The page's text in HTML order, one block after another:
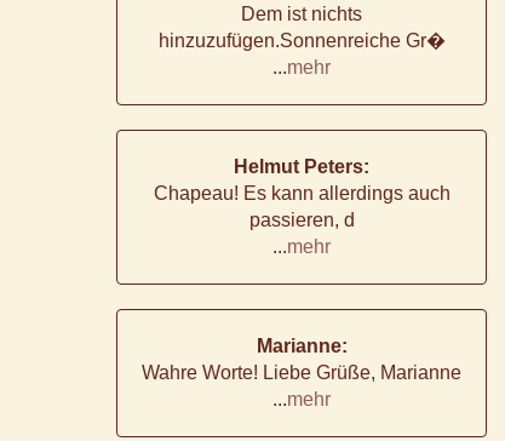
Dem ist nichts
hinzuzufügen.Sonnenreiche Gr�
...mehr
Helmut Peters:
Chapeau! Es kann allerdings auch
passieren, d
...mehr
Marianne:
Wahre Worte! Liebe Grüße, Marianne
...mehr